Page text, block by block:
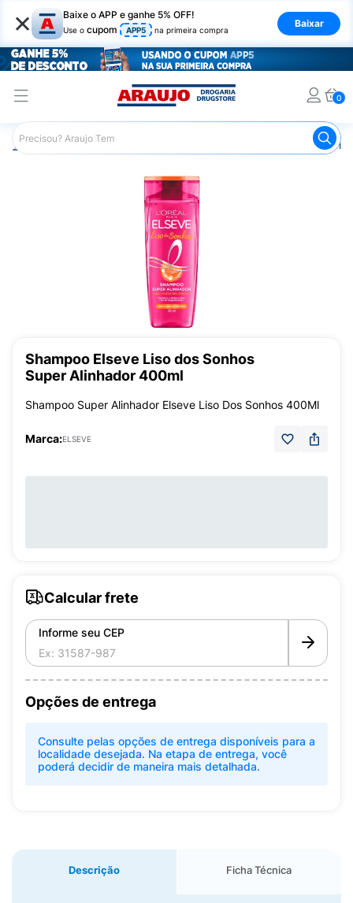
× Baixe o APP e ganhe 5% OFF!
Use o cupom APP5 na primeira compra
Baixar
0
Araujo Cabelo Cabelos Lisos ou com Frizz
Shampoo Elseve Liso dos Sonhos
Super Alinhador 400ml
Shampoo Super Alinhador Elseve Liso Dos Sonhos 400Ml
Marca:ELSEVE
Calcular frete
Informe seu CEP
Opções de entrega
Consulte pelas opções de entrega disponíveis para a
localidade desejada. Na etapa de entrega, você
poderá decidir de maneira mais detalhada.
Descrição Ficha Técnica